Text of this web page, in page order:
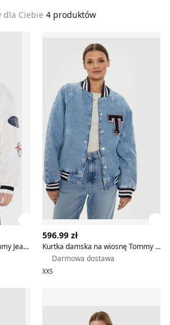
dla Ciebie 4 produktów
Tommy Jeans
Kurtka damska casual Tommy Jeans
596.99 zł
Kurtka damska na wiosnę Tommy Jeans
Darmowa dostawa
XXS
Tommy Jeans